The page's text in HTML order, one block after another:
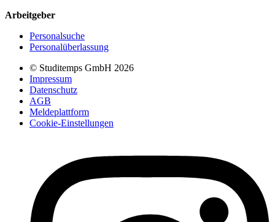
Arbeitgeber
Personalsuche
Personalüberlassung
© Studitemps GmbH 2026
Impressum
Datenschutz
AGB
Meldeplattform
Cookie-Einstellungen